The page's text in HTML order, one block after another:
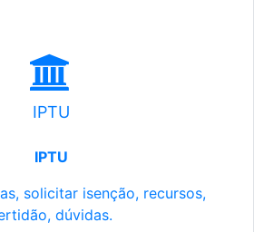
IPTU
IPTU
solicitar isenção, recursos,
dúvidas.